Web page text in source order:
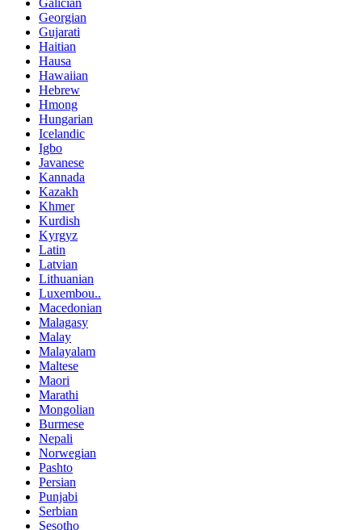
Galician
Georgian
Gujarati
Haitian
Hausa
Hawaiian
Hebrew
Hmong
Hungarian
Icelandic
Igbo
Javanese
Kannada
Kazakh
Khmer
Kurdish
Kyrgyz
Latin
Latvian
Lithuanian
Luxembou..
Macedonian
Malagasy
Malay
Malayalam
Maltese
Maori
Marathi
Mongolian
Burmese
Nepali
Norwegian
Pashto
Persian
Punjabi
Serbian
Sesotho